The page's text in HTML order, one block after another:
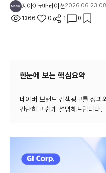
지아이코퍼레이션2026.06.23
1366 0 1 0
한눈에 보는 핵심요약
네이버 브랜드 검색광고를 성과